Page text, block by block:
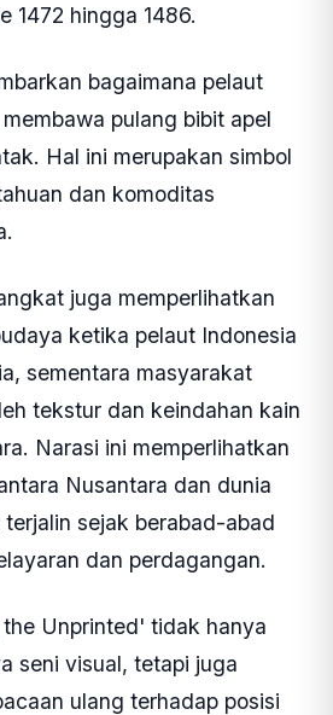
1472 hingga 1486.
bagaimana pelaut
pulang bibit apel
Hal ini merupakan simbol
dan komoditas
juga memperlihatkan
ketika pelaut Indonesia
sementara masyarakat
tekstur dan keindahan kain
Narasi ini memperlihatkan
Nusantara dan dunia
sejak berabad-abad
dan perdagangan.
Unprinted' tidak hanya
seni visual, tetapi juga
ulang terhadap posisi